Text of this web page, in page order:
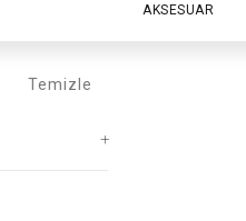
AKSESUAR
Temizle